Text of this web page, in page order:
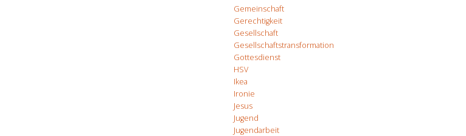
Gemeinschaft
Gerechtigkeit
Gesellschaft
Gesellschaftstransformation
Gottesdienst
HSV
Ikea
Ironie
Jesus
Jugend
Jugendarbeit